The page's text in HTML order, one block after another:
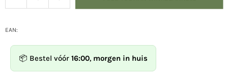
Hoeveelheid
de
Barn
de
Barn
EAN:
📦 Bestel vóór 16:00, morgen in huis